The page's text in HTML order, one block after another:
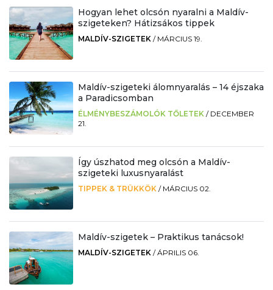
Hogyan lehet olcsón nyaralni a Maldív-
szigeteken? Hátizsákos tippek
MALDÍV-SZIGETEK / MÁRCIUS 19.
Maldív-szigeteki álomnyaralás – 14 éjszaka
a Paradicsomban
ÉLMÉNYBESZÁMOLÓK TŐLETEK / DECEMBER
21.
Így úszhatod meg olcsón a Maldív-
szigeteki luxusnyaralást
TIPPEK & TRÜKKÖK / MÁRCIUS 02.
Maldív-szigetek – Praktikus tanácsok!
MALDÍV-SZIGETEK /ÁPRILIS 06.